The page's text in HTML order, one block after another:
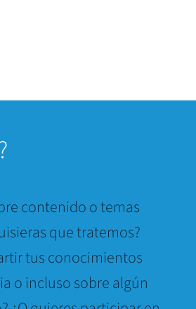
contenido o temas
que tratemos?
tus conocimientos
o incluso sobre algún